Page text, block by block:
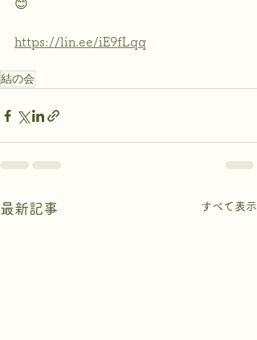
😊
https://lin.ee/iE9fLqq
結の会
最新記事 すべて表示